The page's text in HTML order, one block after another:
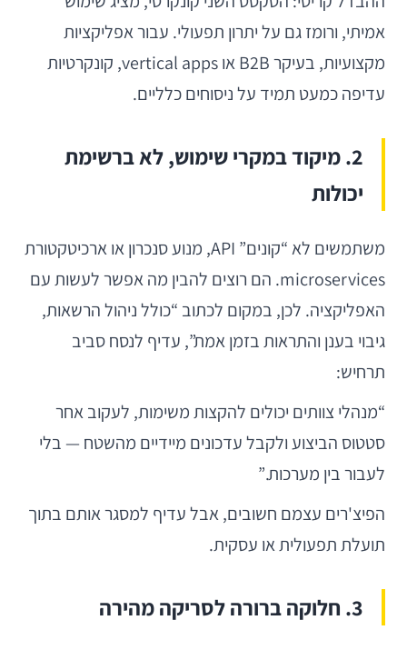
אמיתי, ורומז גם על יתרון תפעולי. עבור אפליקציות
מקצועיות, בעיקר B2B או vertical apps, קונקרטיות
עדיפה כמעט תמיד על ניסוחים כלליים.
2. מיקוד במקרי שימוש, לא ברשימת
יכולות
משתמשים לא “קונים” API, מנוע סנכרון או ארכיטקטורת
microservices. הם רוצים להבין מה אפשר לעשות עם
האפליקציה. לכן, במקום לכתוב “כולל ניהול הרשאות,
גיבוי בענן והתראות בזמן אמת”, עדיף לנסח סביב
תרחיש:
“מנהלי צוותים יכולים להקצות משימות, לעקוב אחר
סטטוס הביצוע ולקבל עדכונים מיידיים מהשטח — בלי
לעבור בין מערכות.”
הפיצ'רים עצמם חשובים, אבל עדיף למסגר אותם בתוך
תועלת תפעולית או עסקית.
3. חלוקה ברורה לסריקה מהירה